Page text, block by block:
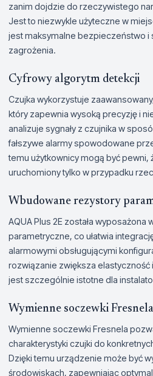
zanim dojdzie do rzeczywistego
Jest to niezwykle użyteczne w
jest maksymalne bezpieczeństwo i
zagrożenia.
Cyfrowy algorytm detekcji
Czujka wykorzystuje
który zapewnia wysoką precyzję i
analizuje sygnały z czujnika w
fałszywe alarmy spowodowane
temu użytkownicy mogą być pewni,
uruchomiony tylko w przypadku
Wbudowane rezystory
AQUA Plus 2E została
parametryczne, co ułatwia
alarmowymi obsługującymi
rozwiązanie zwiększa elastyczność
jest szczególnie istotne dla
Wymienne soczewki Fresnela
Wymienne soczewki Fresnela
charakterystyki czujki do
Dzięki temu urządzenie może być
środowiskach, zapewniając